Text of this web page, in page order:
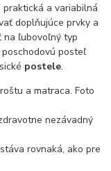
praktická a variabilná
doplňujúce prvky a
na ľubovoľný typ
posteľ
postele.
a matraca. Foto
nezávadný
rovnaká, ako pre